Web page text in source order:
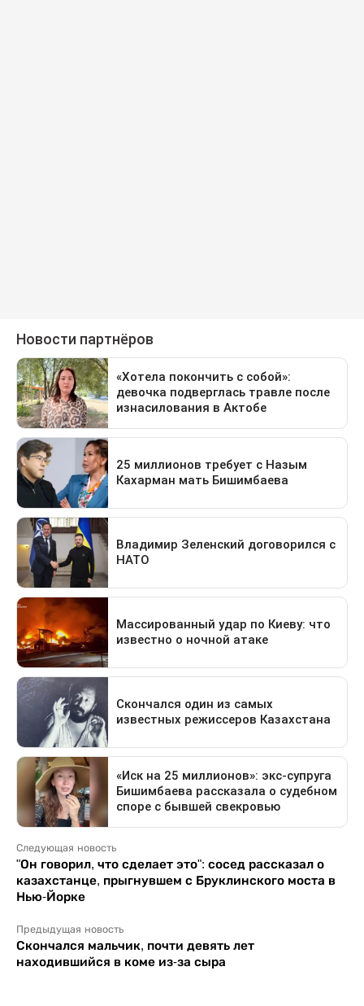
Следующая новость
"Он говорил, что сделает это": сосед рассказал о
казахстанце, прыгнувшем с Бруклинского моста в
Нью-Йорке
Предыдущая новость
Скончался мальчик, почти девять лет
находившийся в коме из-за сыра